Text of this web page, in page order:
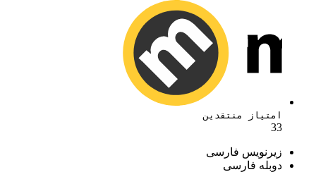
امتیاز منتقدین
33
زیرنویس فارسی
دوبله فارسی